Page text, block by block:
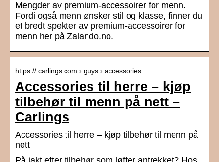
Mengder av premium-accessoirer for menn.
Fordi også menn ønsker stil og klasse, finner du
et bredt spekter av premium-accessoirer for
menn her på Zalando.no.
https:// carlings.com › guys › accessories
Accessories til herre – kjøp
tilbehør til menn på nett –
Carlings
Accessories til herre – kjøp tilbehør til menn på
nett